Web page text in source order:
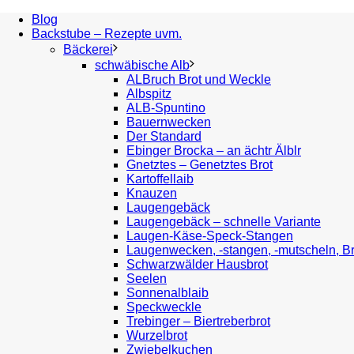
Blog
Backstube – Rezepte uvm.
Bäckerei
schwäbische Alb
ALBruch Brot und Weckle
Albspitz
ALB-Spuntino
Bauernwecken
Der Standard
Ebinger Brocka – an ächtr Älblr
Gnetztes – Genetztes Brot
Kartoffellaib
Knauzen
Laugengebäck
Laugengebäck – schnelle Variante
Laugen-Käse-Speck-Stangen
Laugenwecken, -stangen, -mutscheln,
Schwarzwälder Hausbrot
Seelen
Sonnenalblaib
Speckweckle
Trebinger – Biertreberbrot
Wurzelbrot
Zwiebelkuchen